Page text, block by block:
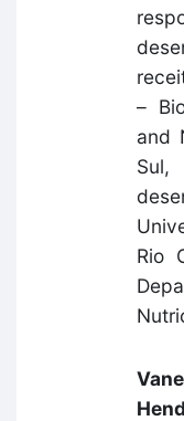
–
and
Rio